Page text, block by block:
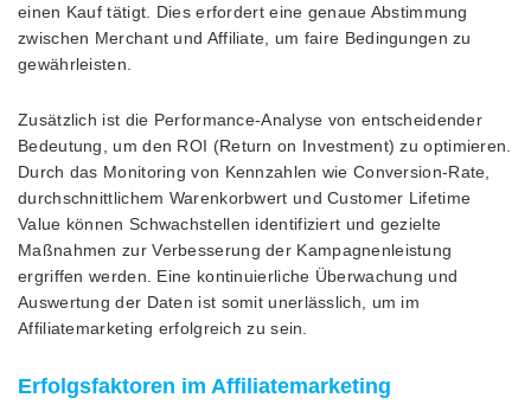
einen Kauf tätigt. Dies erfordert eine genaue Abstimmung
zwischen Merchant und Affiliate, um faire Bedingungen zu
gewährleisten.
Zusätzlich ist die Performance-Analyse von entscheidender
Bedeutung, um den ROI (Return on Investment) zu optimieren.
Durch das Monitoring von Kennzahlen wie Conversion-Rate,
durchschnittlichem Warenkorbwert und Customer Lifetime
Value können Schwachstellen identifiziert und gezielte
Maßnahmen zur Verbesserung der Kampagnenleistung
ergriffen werden. Eine kontinuierliche Überwachung und
Auswertung der Daten ist somit unerlässlich, um im
Affiliatemarketing erfolgreich zu sein.
Erfolgsfaktoren im Affiliatemarketing